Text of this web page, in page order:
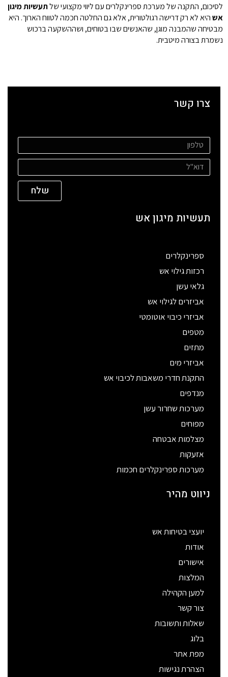
לסיכום, התקנה של מערכת ספרינקלרים עם ליווי מקצועי שלתעשיותמיגון
אשהיא לא רק דרישה רגולטורית, אלא גם החלטה חכמה לטווח הארוך. היא
מבטיחה שהמבנה מוגן, שהאנשים שבו בטוחים, ושההשקעה ברכוש
נשמרת בצורה מיטבית.
צרו קשר
שלח
תעשיות מיגון אש
ספרינקלרים
רכזות גילוי אש
גלאי עשן
אביזרים לגילוי אש
אביזרי כיבוי אוטומטי
מטפים
מתזים
אביזרי מים
התקנת חדרי משאבות לכיבוי אש
מנדפים
מערכות שחרור עשן
מפוחים
מצלמות אבטחה
אזעקות
מערכות ספרינקלרים חכמות
ניווט מהיר
יועצי בטיחות אש
אודות
אישורים
המלצות
למען הקהילה
צור קשר
שאלות ותשובות
בלוג
מפת אתר
הצהרת נגישות